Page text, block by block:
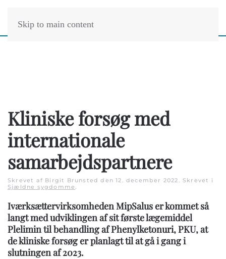
Skip to main content
Kliniske forsøg med
internationale
samarbejdspartnere
Skrevet af Birgit Brunsted den12. december 2022. Skrevet i
Sjældne sygdomme.
Iværksættervirksomheden MipSalus er kommet så
langt med udviklingen af sit første lægemiddel
Plelimin til behandling af Phenylketonuri, PKU, at
de kliniske forsøg er planlagt til at gå i gang i
slutningen af 2023.